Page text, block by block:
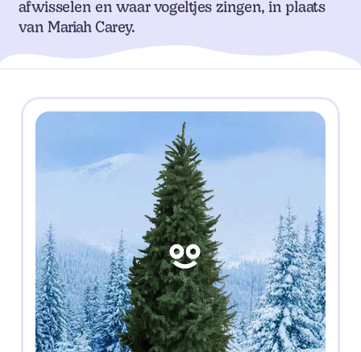
afwisselen en waar vogeltjes zingen, in plaats
van Mariah Carey.